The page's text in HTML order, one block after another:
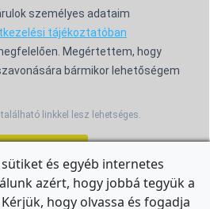
személyes adataim
tájékoztatóban
Megértettem, hogy
bármikor lehetőségem
linkkel lesz lehetséges.
clickHERE.
és egyéb internetes
azért, hogy jobbá tegyük a
hogy olvassa és fogadja